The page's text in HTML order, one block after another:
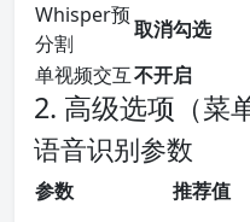
Whisper预
分割
取消勾选
单视频交互不开启
2. 高级选项（菜
语音识别参数
参数 推荐值